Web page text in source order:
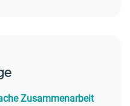
Zusammenarbeit